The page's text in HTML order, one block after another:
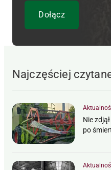
Najczęściej
Nie
po